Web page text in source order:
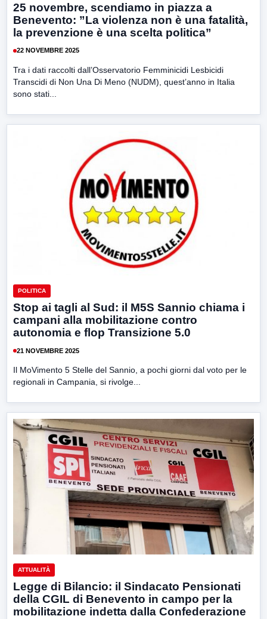
25 novembre, scendiamo in piazza a
Benevento: ”La violenza non è una fatalità,
la prevenzione è una scelta politica”
22 NOVEMBRE 2025
Tra i dati raccolti dall’Osservatorio Femminicidi Lesbicidi
Transcidi di Non Una Di Meno (NUDM), quest’anno in Italia
sono stati...
POLITICA
Stop ai tagli al Sud: il M5S Sannio chiama i
campani alla mobilitazione contro
autonomia e flop Transizione 5.0
21 NOVEMBRE 2025
Il MoVimento 5 Stelle del Sannio, a pochi giorni dal voto per le
regionali in Campania, si rivolge...
ATTUALITÀ
Legge di Bilancio: il Sindacato Pensionati
della CGIL di Benevento in campo per la
mobilitazione indetta dalla Confederazione